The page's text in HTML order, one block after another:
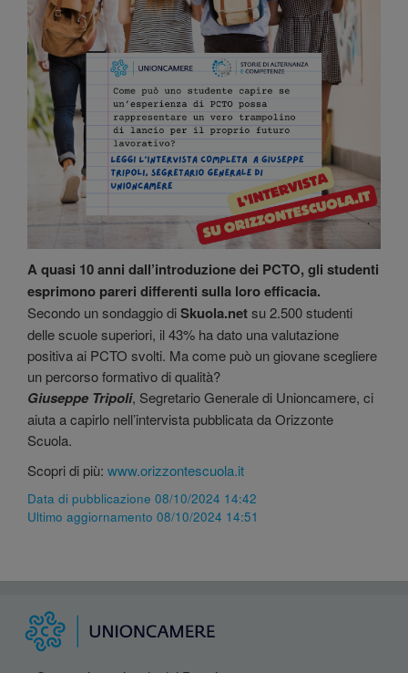
A quasi 10 anni dall’introduzione dei PCTO, gli studenti
esprimono pareri differenti sulla loro efficacia.
Secondo un sondaggio diSkuola.netsu 2.500 studenti
delle scuole superiori, il 43% ha dato una valutazione
positiva ai PCTO svolti. Ma come può un giovane scegliere
un percorso formativo di qualità?
Giuseppe Tripoli, Segretario Generale di Unioncamere, ci
aiuta a capirlo nell’intervista pubblicata da Orizzonte
Scuola.
Scopri di più: www.orizzontescuola.it
Data di pubblicazione 08/10/2024 14:42
Ultimo aggiornamento 08/10/2024 14:51